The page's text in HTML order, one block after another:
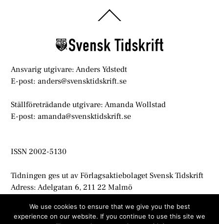
To
Ansvarig utgivare: Anders Ydstedt
E-post: anders@svensktidskrift.se
Ställföreträdande utgivare: Amanda Wollstad
E-post: amanda@svensktidskrift.se
ISSN 2002-5130
Tidningen ges ut av Förlagsaktiebolaget Svensk Tidskrift
Adress: Adelgatan 6, 211 22 Malmö
We use cookies to ensure that we give you the best
experience on our website. If you continue to use this site we